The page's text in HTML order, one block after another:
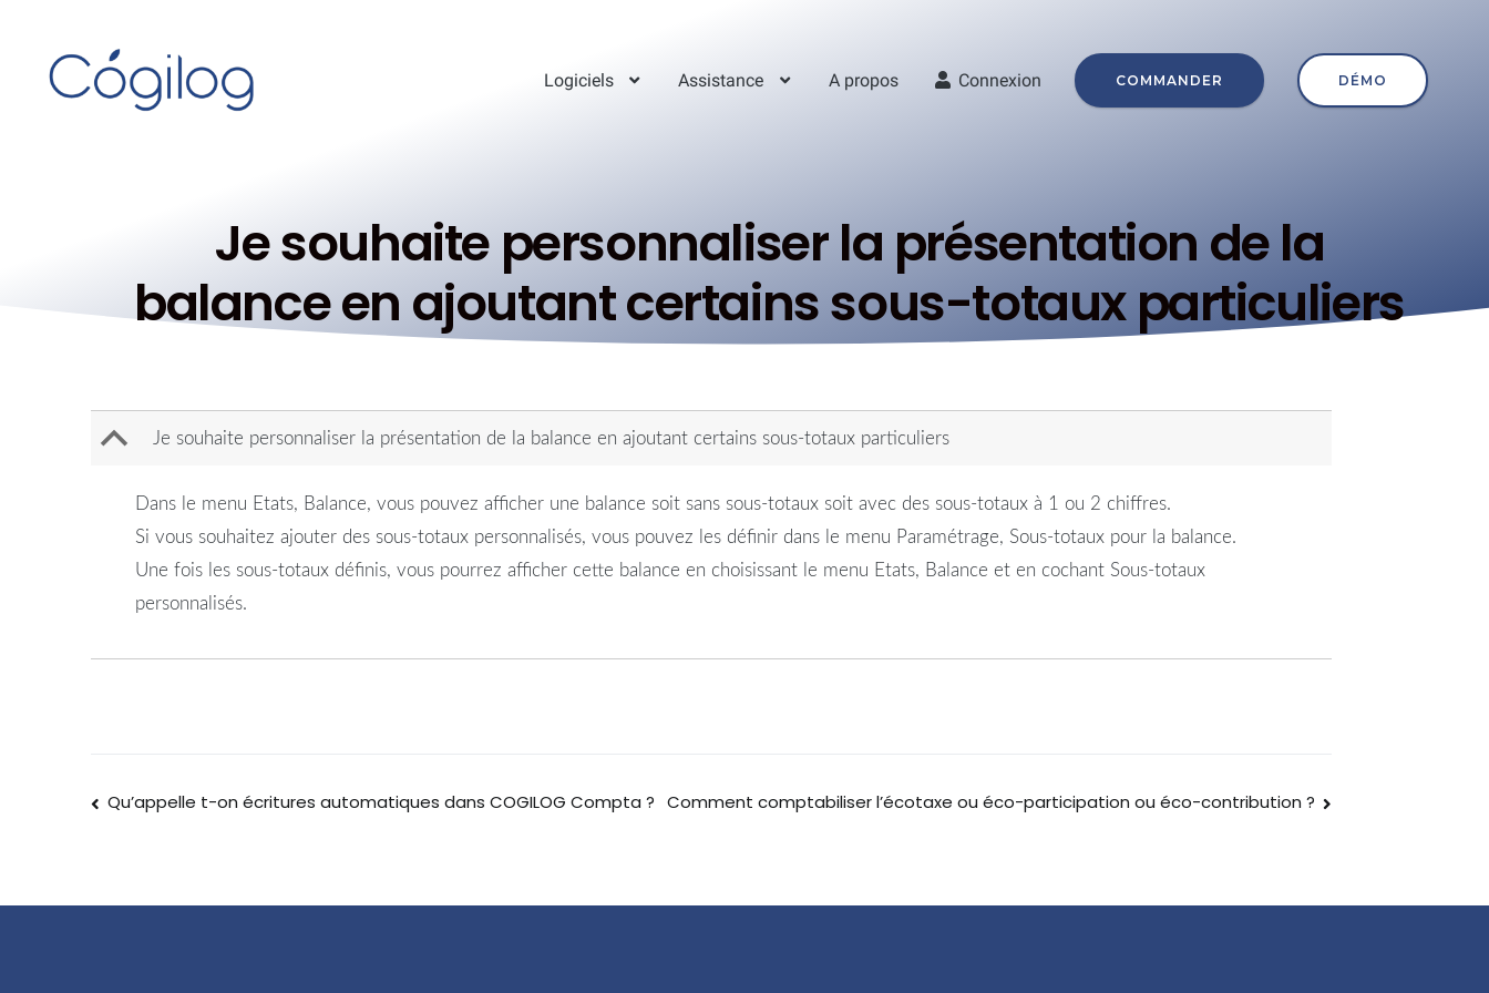
Logiciels Assistance A propos Connexion COMMANDER DÉMO
Je souhaite personnaliser la présentation de la
balance en ajoutant certains sous-totaux particuliers
B Je souhaite personnaliser la présentation de la balance en ajoutant certains sous-totaux particuliers
Dans le menu Etats, Balance, vous pouvez afficher une balance soit sans sous-totaux soit avec des sous-totaux à 1 ou 2 chiffres.
Si vous souhaitez ajouter des sous-totaux personnalisés, vous pouvez les définir dans le menu Paramétrage, Sous-totaux pour la balance.
Une fois les sous-totaux définis, vous pourrez afficher cette balance en choisissant le menu Etats, Balance et en cochant Sous-totaux
personnalisés.
Qu’appelle t-on écritures automatiques dans COGILOG Compta ? Comment comptabiliser l’écotaxe ou éco-participation ou éco-contribution ?